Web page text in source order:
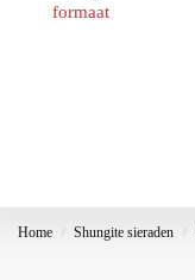
Home / Shungite sieraden /